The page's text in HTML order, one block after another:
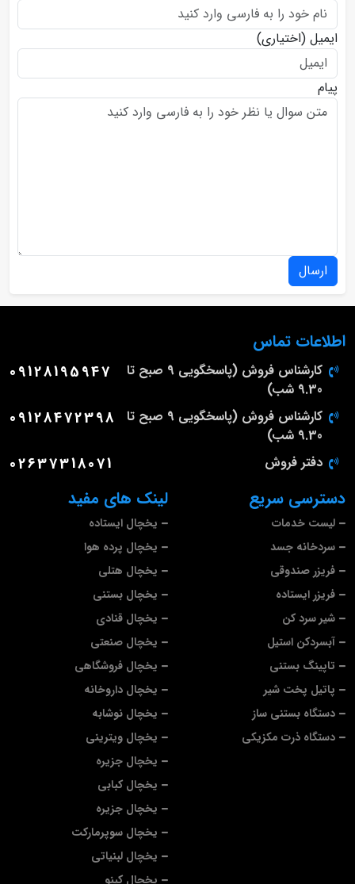
ایمیل (اختیاری)
پیام
ارسال
لینک های مفید
یخچال ایستاده
یخچال پرده هوا
یخچال هتلی
یخچال بستنی
یخچال قنادی
یخچال صنعتی
یخچال فروشگاهی
یخچال داروخانه
یخچال نوشابه
یخچال ویترینی
یخچال جزیره
یخچال کبابی
یخچال جزیره
یخچال سوپرمارکت
یخچال لبنیاتی
یخچال کینو
دسترسی سریع
لیست خدمات
سردخانه جسد
فریزر صندوقی
فریزر ایستاده
شیر سرد کن
آبسردکن استیل
تاپینگ بستنی
پاتیل پخت شیر
دستگاه بستنی ساز
دستگاه ذرت مکزیکی
اطلاعات تماس
کارشناس فروش (پاسخگویی 9 صبح تا
9.30 شب)
09128195947
کارشناس فروش (پاسخگویی 9 صبح تا
9.30 شب)
09128472398
دفتر فروش 02637318071